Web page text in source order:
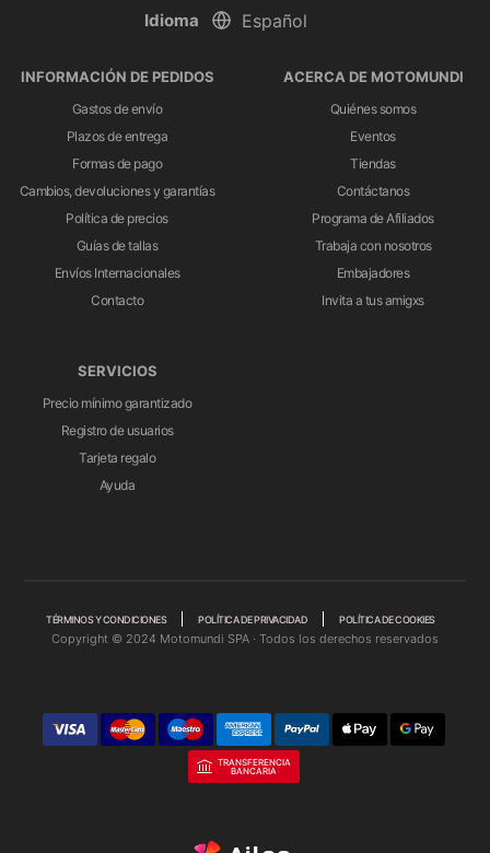
Idioma
INFORMACIÓN DE PEDIDOS
Gastos de envío
Plazos de entrega
Formas de pago
Cambios, devoluciones y garantías
Política de precios
Guías de tallas
Envíos Internacionales
Contacto
ACERCA DE MOTOMUNDI
Quiénes somos
Eventos
Tiendas
Contáctanos
Programa de Afiliados
Trabaja con nosotros
Embajadores
Invita a tus amigxs
SERVICIOS
Precio mínimo garantizado
Registro de usuarios
Tarjeta regalo
Ayuda
TÉRMINOS Y CONDICIONES POLÍTICA DE PRIVACIDAD POLÍTICA DE COOKIES
Copyright © 2024 Motomundi SPA · Todos los derechos reservados
TRANSFERENCIA
BANCARIA